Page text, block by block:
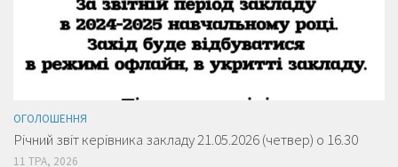
ОГОЛОШЕННЯ
Річний звіт керівника закладу 21.05.2026 (четвер) о 16.30
11 ТРА, 2026